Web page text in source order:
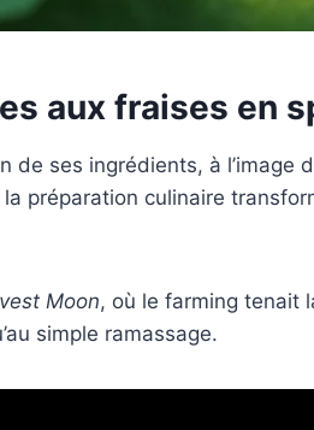
aux fraises en
ses ingrédients, à l’image
préparation culinaire
Moon, où le farming tenait
simple ramassage.